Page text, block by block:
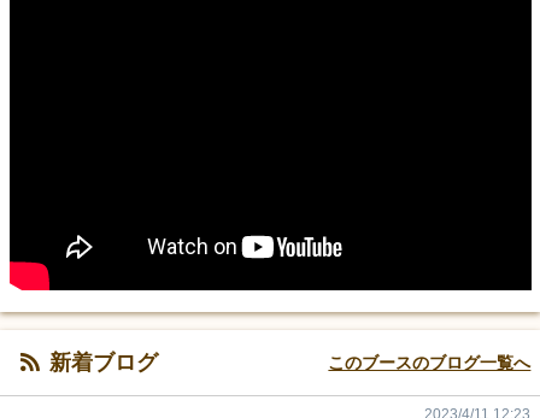
新着ブログ このブースのブログ一覧へ
2023/4/11 12:23